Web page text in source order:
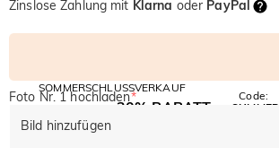
Zinslose Zahlung mit Klarna oder PayPal
SOMMERSCHLUSSVERKAUF
AUF ALLES
30% RABATT
Code:
SUMMER
Foto Nr. 1 hochladen*
Bild hinzufügen